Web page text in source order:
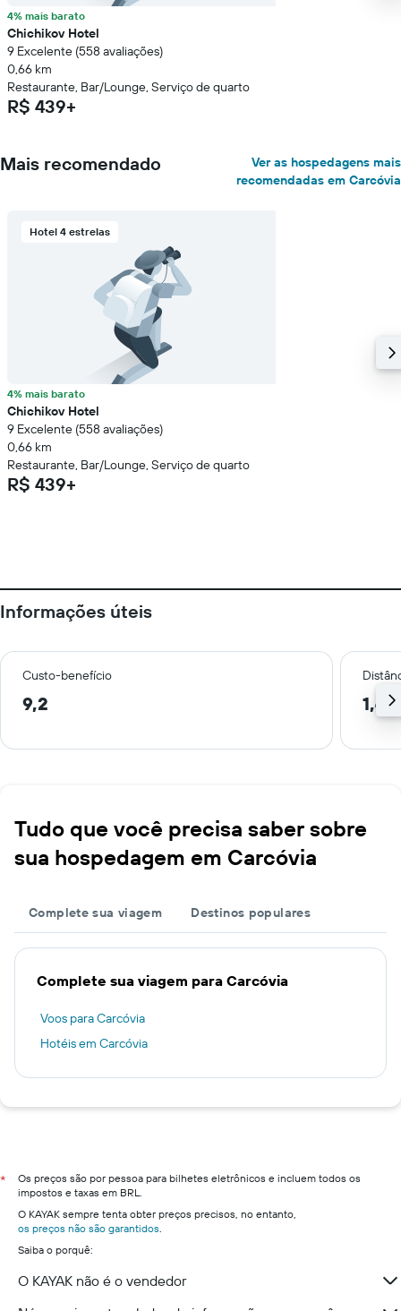
4% mais barato
Chichikov Hotel
9 Excelente (558 avaliações)
0,66 km
Restaurante, Bar/Lounge, Serviço de quarto
R$ 439+
Mais recomendado
Ver as hospedagens mais
recomendadas em Carcóvia
Hotel 4 estrelas
4% mais barato
Chichikov Hotel
9 Excelente (558 avaliações)
0,66 km
Restaurante, Bar/Lounge, Serviço de quarto
R$ 439+
Informações úteis
Custo-benefício
9,2 1,4
Tudo que você precisa saber sobre
sua hospedagem em Carcóvia
Complete sua viagem Destinos populares
Complete sua viagem para Carcóvia
Voos para Carcóvia
Hotéis em Carcóvia
*
Os preços são por pessoa para bilhetes eletrônicos e incluem todos os
impostos e taxas em BRL.
O KAYAK sempre tenta obter preços precisos, no entanto,
os preços não são garantidos.
Saiba o porquê:
O KAYAK não é o vendedor